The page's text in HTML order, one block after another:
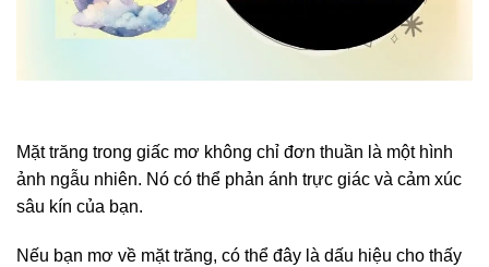
Mặt trăng trong giấc mơ không chỉ đơn thuần là một hình
ảnh ngẫu nhiên. Nó có thể phản ánh trực giác và cảm xúc
sâu kín của bạn.
Nếu bạn mơ về mặt trăng, có thể đây là dấu hiệu cho thấy